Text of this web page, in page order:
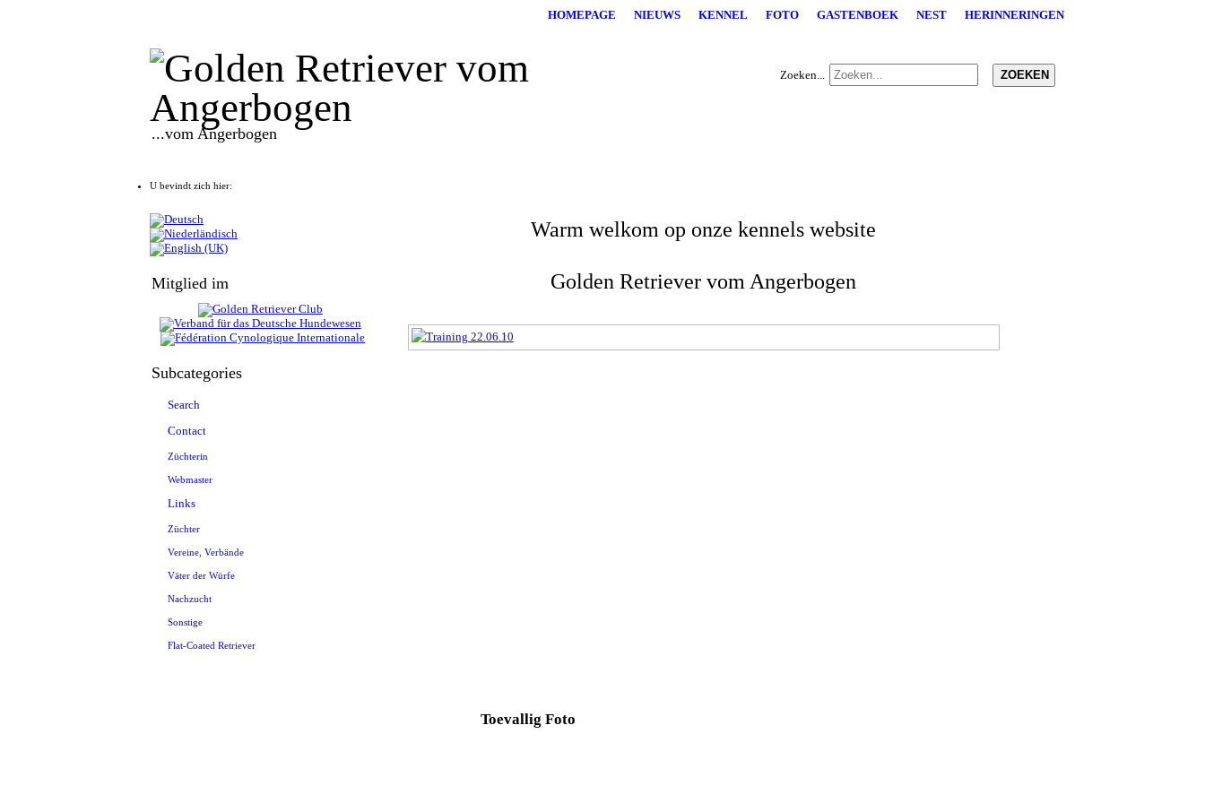
...vom Angerbogen
HOMEPAGE NIEUWS KENNEL FOTO GASTENBOEK NEST HERINNERINGEN
Zoeken... ZOEKEN
U bevindt zich hier:
Mitglied im
Subcategories
Search
Contact
Züchterin
Webmaster
Links
Züchter
Vereine, Verbände
Väter der Würfe
Nachzucht
Sonstige
Flat-Coated Retriever
Warm welkom op onze kennels website
Golden Retriever vom Angerbogen
Toevallig Foto